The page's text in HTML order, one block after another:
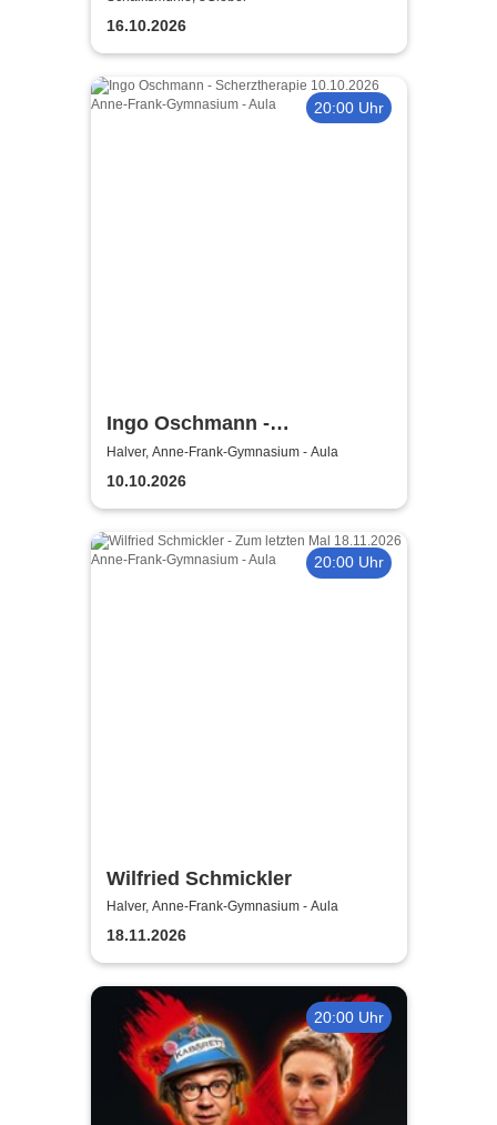
16.10.2026
20:00 Uhr
Ingo Oschmann -
Scherztherapie
Halver, Anne-Frank-Gymnasium - Aula
10.10.2026
20:00 Uhr
Wilfried Schmickler
Halver, Anne-Frank-Gymnasium - Aula
18.11.2026
20:00 Uhr